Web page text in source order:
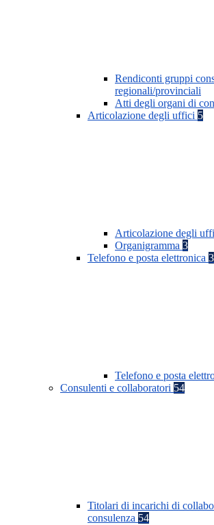
Rendiconti gruppi
regionali/provinciali
Atti degli organi di
Articolazione degli uffici 5
Articolazione degli
Organigramma 3
Telefono e posta elettronica 3
Telefono e posta
Consulenti e collaboratori 54
Titolari di incarichi di
consulenza 54